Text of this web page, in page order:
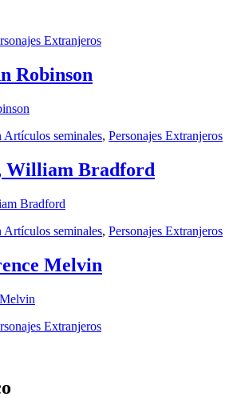
Extranjeros
Robinson
Artículos seminales, Personajes Extranjeros
William Bradford
Artículos seminales, Personajes Extranjeros
Melvin
Extranjeros